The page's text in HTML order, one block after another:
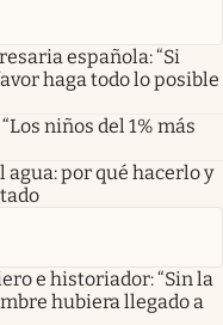
española: “Si
haga todo lo posible
niños del 1% más
agua: por qué hacerlo y
e historiador: “Sin la
hubiera llegado a